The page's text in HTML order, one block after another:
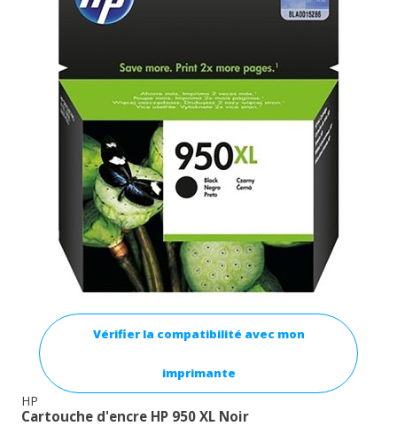
Vérifier la compatibilité avec mon
imprimante
HP
Cartouche d'encre HP 950 XL Noir